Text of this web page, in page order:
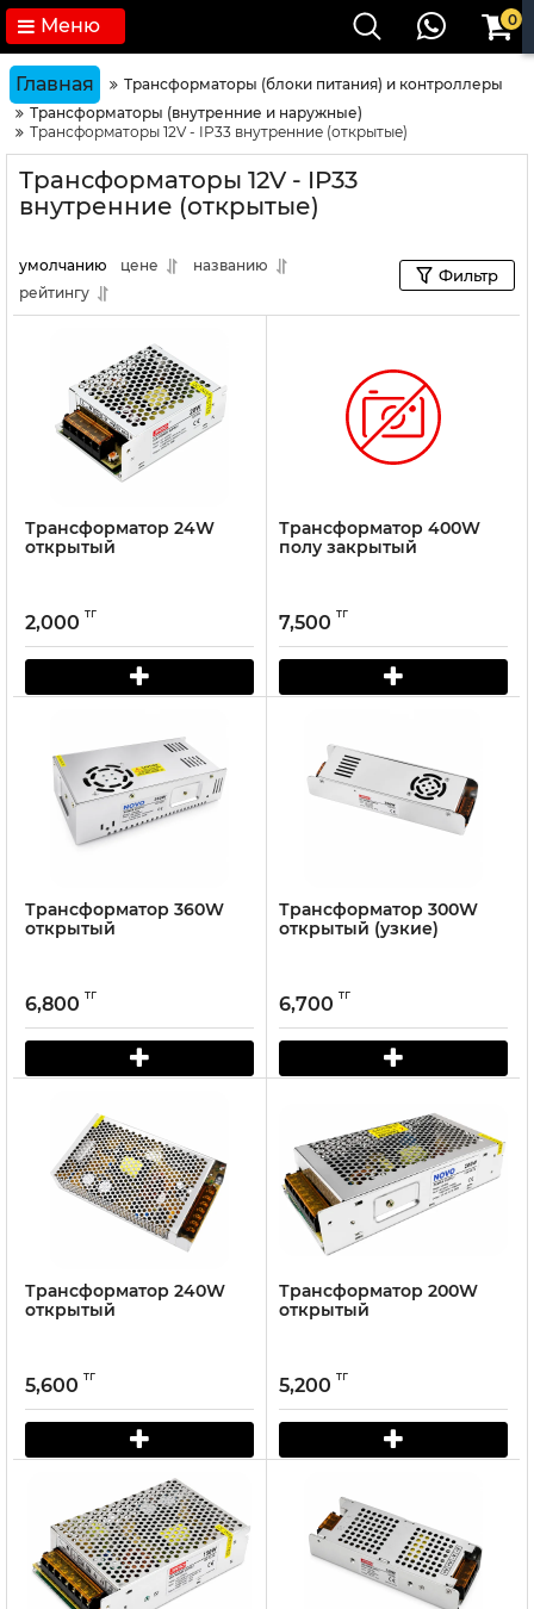
Меню 0
Главная
Трансформаторы (блоки питания) и контроллеры
Трансформаторы (внутренние и наружные)
Трансформаторы 12V - IP33 внутренние (открытые)
Трансформаторы 12V - IP33
внутренние (открытые)
умолчанию цене
названию
рейтингу
Фильтр
Трансформатор 24W
открытый
2,000 тг
Трансформатор 400W
полу закрытый
7,500 тг
Трансформатор 360W
открытый
6,800 тг
Трансформатор 300W
открытый (узкие)
6,700 тг
Трансформатор 240W
открытый
5,600 тг
Трансформатор 200W
открытый
5,200 тг